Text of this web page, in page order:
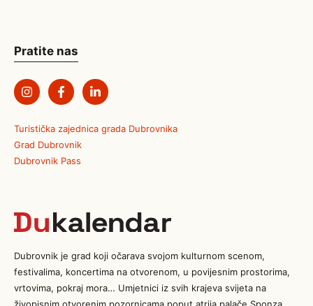
Pratite nas
Turistička zajednica grada Dubrovnika
Grad Dubrovnik
Dubrovnik Pass
Dubrovnik je grad koji očarava svojom kulturnom scenom,
festivalima, koncertima na otvorenom, u povijesnim prostorima,
vrtovima, pokraj mora… Umjetnici iz svih krajeva svijeta na
živopisnim otvorenim pozornicama poput atrija palače Sponza,